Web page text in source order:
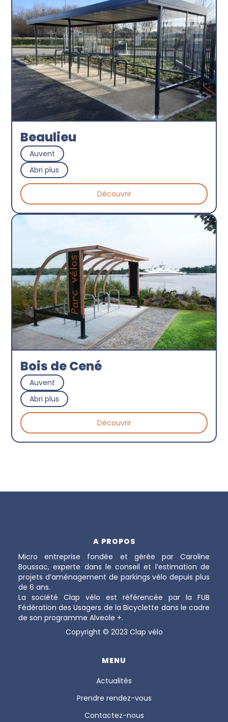
Beaulieu
Auvent
Abri plus
Découvrir
Bois de Cené
Auvent
Abri plus
Découvrir
A PROPOS
Micro entreprise fondée et gérée par Caroline
Boussac, experte dans le conseil et l’estimation de
projets d’aménagement de parkings vélo depuis plus
de 6 ans.
La société Clap vélo est référencée par la FUB
Fédération des Usagers de la Bicyclette dans le cadre
de son programme Alveole +.
Copyright © 2023 Clap vélo
MENU
Actualités
Prendre rendez-vous
Contactez-nous